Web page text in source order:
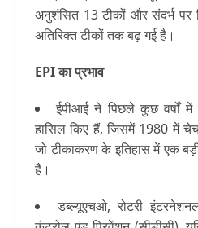
अनुशंसित 13 टीकों और संदर्भ पर
अतिरिक्त टीकों तक बढ़ गई है।
EPI का प्रभाव
ईपीआई ने पिछले कुछ वर्षों
हासिल किए हैं, जिसमें 1980 में
जो टीकाकरण के इतिहास में एक
है।
डब्ल्यूएचओ, रोटरी